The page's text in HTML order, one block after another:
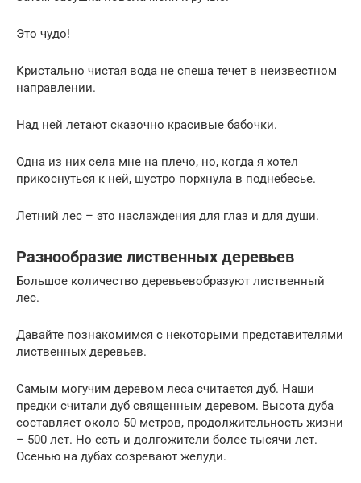
Это чудо!
Кристально чистая вода не спеша течет в неизвестном
направлении.
Над ней летают сказочно красивые бабочки.
Одна из них села мне на плечо, но, когда я хотел
прикоснуться к ней, шустро порхнула в поднебесье.
Летний лес – это наслаждения для глаз и для души.
Разнообразие лиственных деревьев
Большое количество деревьевобразуют лиственный
лес.
Давайте познакомимся с некоторыми представителями
лиственных деревьев.
Самым могучим деревом леса считается дуб. Наши
предки считали дуб священным деревом. Высота дуба
составляет около 50 метров, продолжительность жизни
– 500 лет. Но есть и долгожители более тысячи лет.
Осенью на дубах созревают желуди.